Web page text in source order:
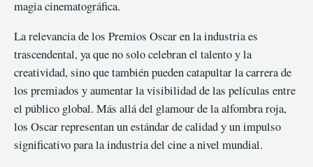
magia cinematográfica.
La relevancia de los Premios Oscar en la industria es
trascendental, ya que no solo celebran el talento y la
creatividad, sino que también pueden catapultar la carrera de
los premiados y aumentar la visibilidad de las películas entre
el público global. Más allá del glamour de la alfombra roja,
los Oscar representan un estándar de calidad y un impulso
significativo para la industria del cine a nivel mundial.